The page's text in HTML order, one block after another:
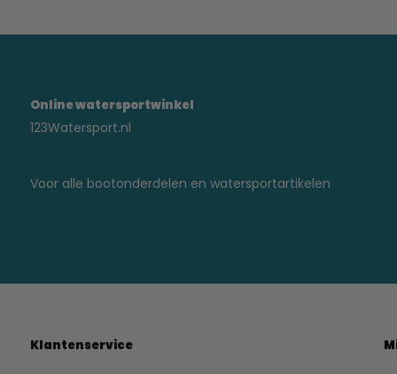
Online watersportwinkel
123Watersport.nl
Voor alle bootonderdelen en watersportartikelen
Klantenservice